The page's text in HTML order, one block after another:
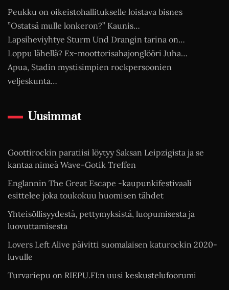
Peukku on oikeistohallitukselle loistava bisnes
”Ostatsä mulle lonkeron?” Kaunis…
Lapsiheviyhtye Sturm Und Drangin tarina on…
Loppu lähellä? Ex-moottorisahajonglööri Juha…
Apua, Stadin mystisimpien rockpersoonien
veljeskunta…
Uusimmat
Goottirockin paratiisi löytyy Saksan Leipzigista ja se
kantaa nimeä Wave-Gotik Treffen
Englannin The Great Escape -kaupunkifestivaali
esittelee joka toukokuu huomisen tähdet
Yhteisöllisyydestä, pettymyksistä, luopumisesta ja
luovuttamisesta
Lovers Left Alive päivitti suomalaisen katurockin 2020-
luvulle
Turvariepu on RIEPU.FI:n uusi keskustelufoorumi